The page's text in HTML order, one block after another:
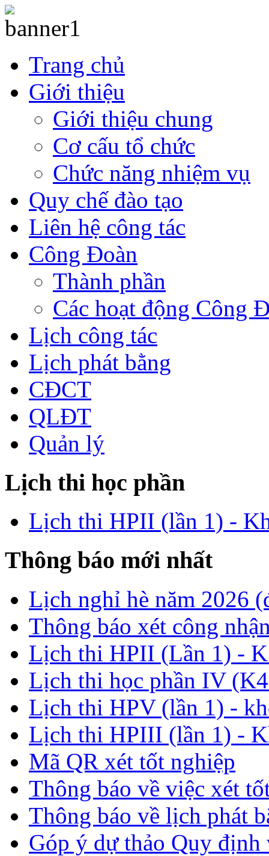
Trang chủ
Giới thiệu
Giới thiệu chung
Cơ cấu tổ chức
Chức năng nhiệm vụ
Quy chế đào tạo
Liên hệ công tác
Công Đoàn
Thành phần
Các hoạt động Công
Lịch công tác
Lịch phát bằng
CĐCT
QLĐT
Quản lý
Lịch thi học phần
Lịch thi HPII (lần 1) -
Thông báo mới nhất
Lịch nghỉ hè năm 2026
Thông báo xét công
Lịch thi HPII (Lần 1) -
Lịch thi học phần IV
Lịch thi HPV (lần 1) -
Lịch thi HPIII (lần 1) -
Mã QR xét tốt nghiệp
Thông báo về việc xét
Thông báo về lịch phát
Góp ý dự thảo Quy định